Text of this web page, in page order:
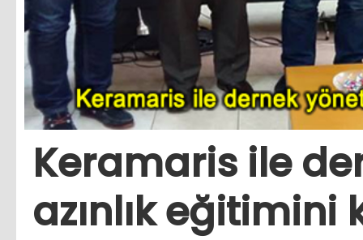
Keramaris ile
azınlık eğitimini